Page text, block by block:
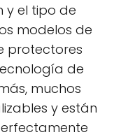
y el tipo de
modelos de
protectores
de
muchos
y están